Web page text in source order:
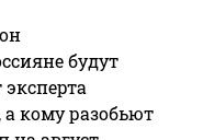
будут
кому разобьют